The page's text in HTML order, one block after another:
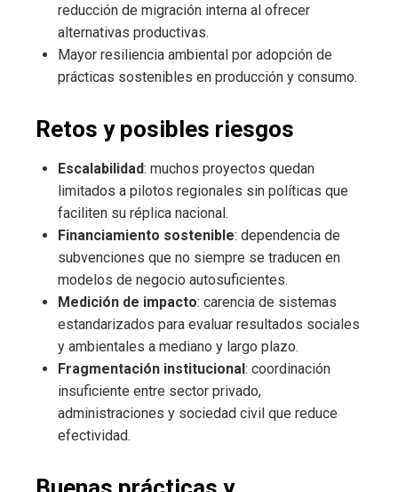
reducción de migración interna al ofrecer
alternativas productivas.
Mayor resiliencia ambiental por adopción de
prácticas sostenibles en producción y consumo.
Retos y posibles riesgos
Escalabilidad: muchos proyectos quedan
limitados a pilotos regionales sin políticas que
faciliten su réplica nacional.
Financiamiento sostenible: dependencia de
subvenciones que no siempre se traducen en
modelos de negocio autosuficientes.
Medición de impacto: carencia de sistemas
estandarizados para evaluar resultados sociales
y ambientales a mediano y largo plazo.
Fragmentación institucional: coordinación
insuficiente entre sector privado,
administraciones y sociedad civil que reduce
efectividad.